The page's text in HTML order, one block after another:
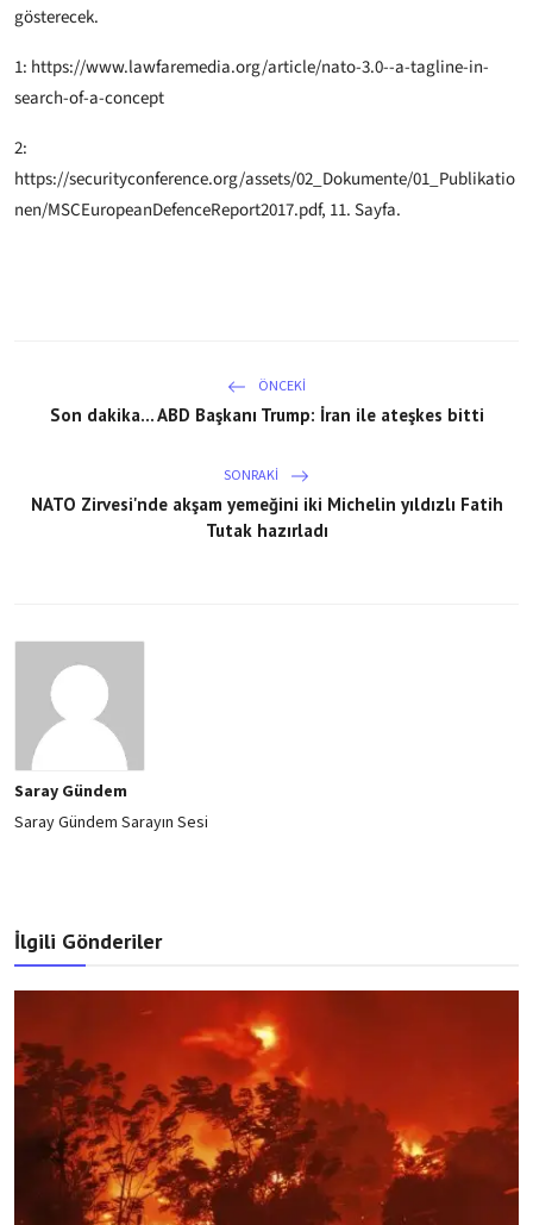
gösterecek.
1: https://www.lawfaremedia.org/article/nato-3.0--a-tagline-in-
search-of-a-concept
2:
https://securityconference.org/assets/02_Dokumente/01_Publikatio
nen/MSCEuropeanDefenceReport2017.pdf, 11. Sayfa.
ÖNCEKI
Son dakika... ABD Başkanı Trump: İran ile ateşkes bitti
SONRAKI
NATO Zirvesi'nde akşam yemeğini iki Michelin yıldızlı Fatih
Tutak hazırladı
Saray Gündem
Saray Gündem Sarayın Sesi
İlgili Gönderiler